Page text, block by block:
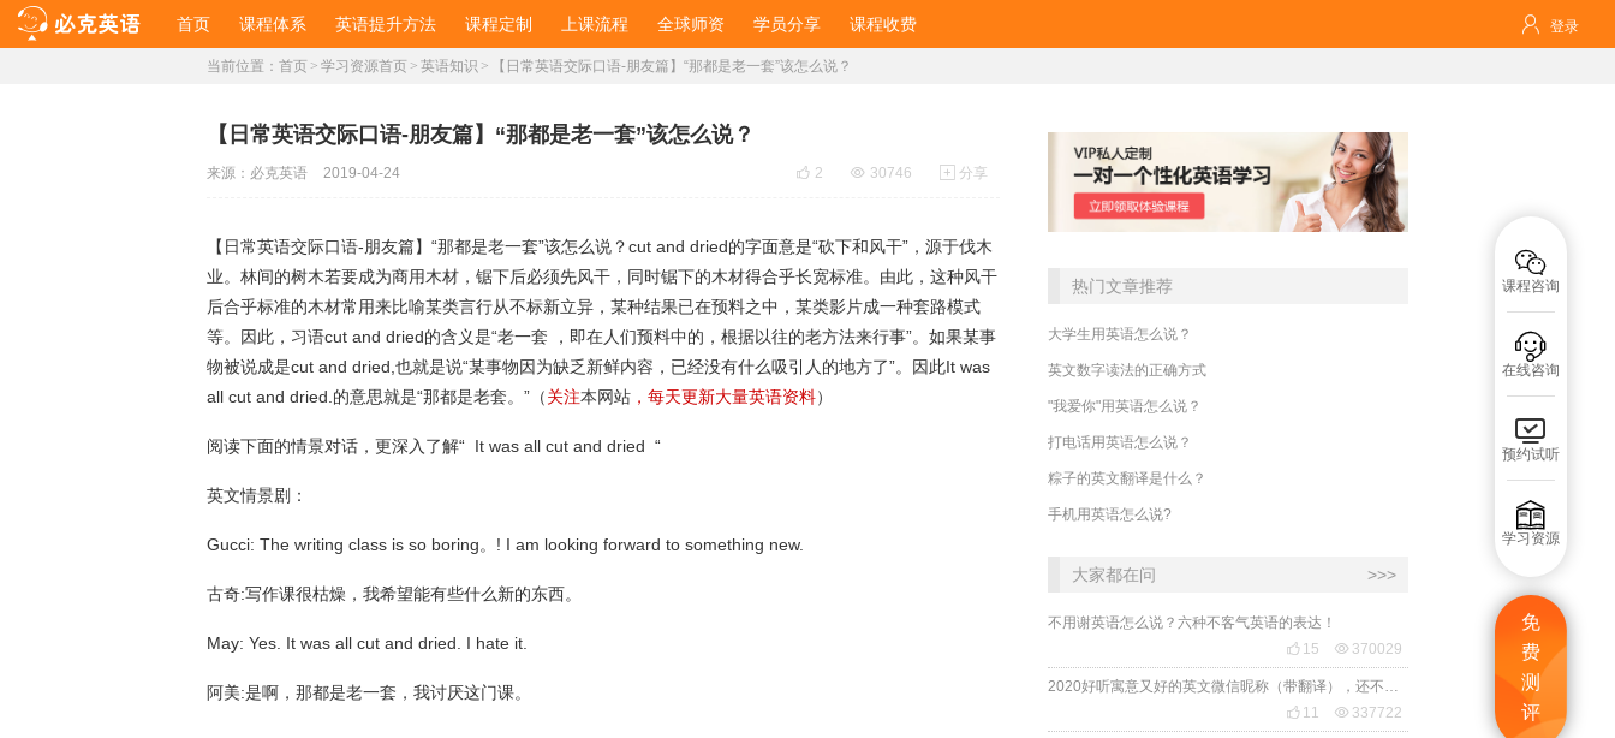
首页 课程体系 英语提升方法 课程定制 上课流程 全球师资 学员分享 课程收费  登录

课程咨询

在线咨询

预约试听

学习资源
免
费
测
评
当前位置： 首页 > 学习资源首页 > 英语知识 > 【日常英语交际口语-朋友篇】“那都是老一套”该怎么说？
【日常英语交际口语-朋友篇】“那都是老一套”该怎么说？
 2  30746  分享
来源： 必克英语 2019-04-24
【日常英语交际口语-朋友篇】“那都是老一套”该怎么说？cut and dried的字面意是“砍下和风干”，源于伐木
业。林间的树木若要成为商用木材，锯下后必须先风干，同时锯下的木材得合乎长宽标准。由此，这种风干
后合乎标准的木材常用来比喻某类言行从不标新立异，某种结果已在预料之中，某类影片成一种套路模式
等。因此，习语cut and dried的含义是“老一套 ，即在人们预料中的，根据以往的老方法来行事”。如果某事
物被说成是cut and dried,也就是说“某事物因为缺乏新鲜内容，已经没有什么吸引人的地方了”。因此It was
all cut and dried.的意思就是“那都是老套。”（关注本网站 ，每天更新大量英语资料）
阅读下面的情景对话，更深入了解“ It was all cut and dried “
英文情景剧：
Gucci: The writing class is so boring。! I am looking forward to something new.
古奇:写作课很枯燥，我希望能有些什么新的东西。
May: Yes. It was all cut and dried. I hate it.
阿美:是啊，那都是老一套，我讨厌这门课。
热门文章推荐
大学生用英语怎么说？
英文数字读法的正确方式
"我爱你"用英语怎么说？
打电话用英语怎么说？
粽子的英文翻译是什么？
手机用英语怎么说?
大家都在问 >>>
不用谢英语怎么说？六种不客气英语的表达！
 15  370029
 11  337722